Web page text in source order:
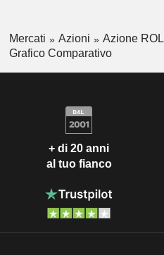
Mercati Azioni Azione ROL
Grafico Comparativo
+ di 20 anni
al tuo fianco